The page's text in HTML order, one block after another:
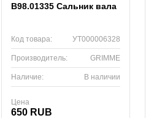
B98.01335 Сальник вала
Код товара: УТ000006328
Производитель: GRIMME
Наличие: В наличии
Цена
650 RUB